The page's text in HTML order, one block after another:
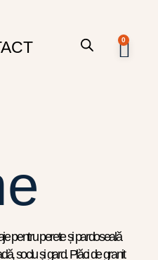
0
pentru perete și pardoseală
soclu și gard. Plăci de granit